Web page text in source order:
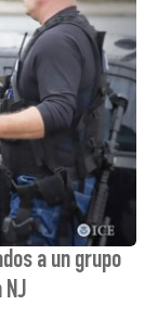
a un grupo